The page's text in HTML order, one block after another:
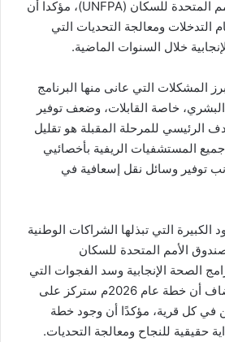
بالتعاون مع صندوق الأمم المتحدة للسكان (UNFPA)، مؤكدا أن
التدخلات ومعالجة التحديات التي
خلال السنوات الماضية.
المشكلات التي عانى منها البرنامج
خاصة القابلات، وضعف توفير
الرئيسي للمرحلة المقبلة هو تقليل
المستشفيات الريفية بأخصائيي
توفير وسائل نقل إسعافية في
الكبيرة التي تبذلها الشراكات الوطنية
الأمم المتحدة للسكان
الصحة الإنجابية وسد الفجوات التي
تعيق تنفيذ الخطط. وأضاف أن خطة عام 2026م ستركز على
في كل قرية، مؤكدًا أن وجود خطة
حقيقية للنجاح ومعالجة التحديات.